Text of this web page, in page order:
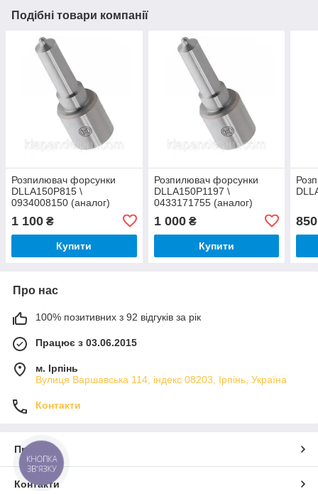
Подібні товари компанії
Розпилювач форсунки
DLLA150P815 \
0934008150 (аналог)
1 100 ₴
Купити
Розпилювач форсунки
DLLA150P1197 \
0433171755 (аналог)
1 000₴
Купити
850
Про нас
100% позитивних з 92 відгуків за рік
Працює з 03.06.2015
м. Ірпінь
Вулиця Варшавська 114, індекс 08203, Ірпінь, Україна
Контакти
Про нас
Контакти
КНОПКА
ЗВ'ЯЗКУ